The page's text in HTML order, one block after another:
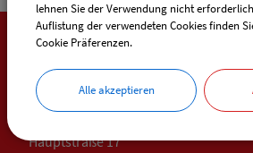
SO ERREICHEN SIE UNS
Gemeinde Niederrieden
Hauptstraße 17
lehnen Sie der Verwendung nicht
Auflistung der verwendeten Cookies finden
Cookie Präferenzen.
Alle akzeptieren